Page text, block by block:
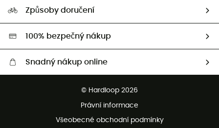
Naši Ambasadoři
HardGreen
Způsoby doručení
100% bezpečný nákup
Snadný nákup online
Bezplatná zákaznická služba
© Hardloop 2026
Právní informace
Všeobecné obchodní podmínky